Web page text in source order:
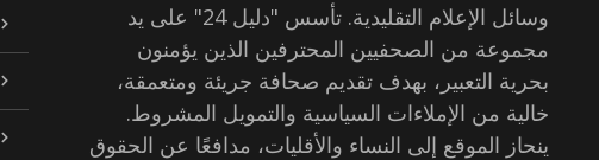
وسائل الإعلام التقليدية. تأسس "دليل 24" على يد
مجموعة من الصحفيين المحترفين الذين يؤمنون
بحرية التعبير، بهدف تقديم صحافة جريئة ومتعمقة،
خالية من الإملاءات السياسية والتمويل المشروط.
ينحاز الموقع إلى النساء والأقليات، مدافعًا عن الحقوق